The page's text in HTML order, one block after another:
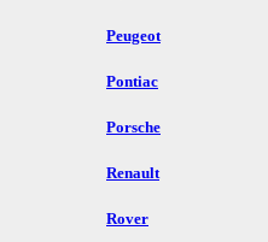
Peugeot
Pontiac
Porsche
Renault
Rover